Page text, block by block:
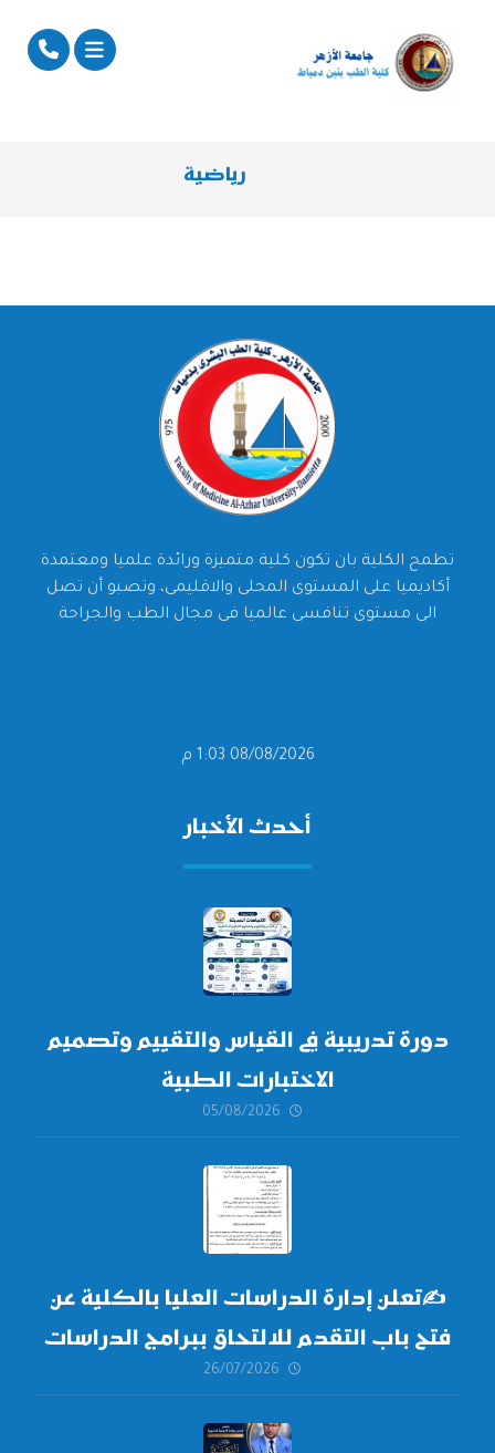
رياضية
تطمح الكلية بان تكون كلية متميزة ورائدة علميا ومعتمدة
أكاديميا على المستوى المحلى والاقليمى، وتصبو أن تصل
الى مستوى تنافسى عالميا فى مجال الطب والجراحة
08/08/2026 1:03 م
أحدث الأخبار
دورة تدريبية في القياس والتقييم وتصميم
الاختبارات الطبية
05/08/2026
✍تعلن إدارة الدراسات العليا بالكلية عن
فتح باب التقدم للالتحاق ببرامج الدراسات
العليا لدورة
أكتوبر 2026،
26/07/2026